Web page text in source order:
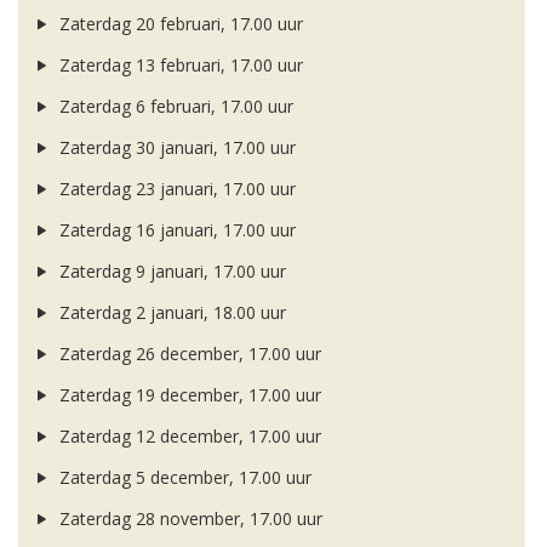
Zaterdag 20 februari, 17.00 uur
Zaterdag 13 februari, 17.00 uur
Zaterdag 6 februari, 17.00 uur
Zaterdag 30 januari, 17.00 uur
Zaterdag 23 januari, 17.00 uur
Zaterdag 16 januari, 17.00 uur
Zaterdag 9 januari, 17.00 uur
Zaterdag 2 januari, 18.00 uur
Zaterdag 26 december, 17.00 uur
Zaterdag 19 december, 17.00 uur
Zaterdag 12 december, 17.00 uur
Zaterdag 5 december, 17.00 uur
Zaterdag 28 november, 17.00 uur